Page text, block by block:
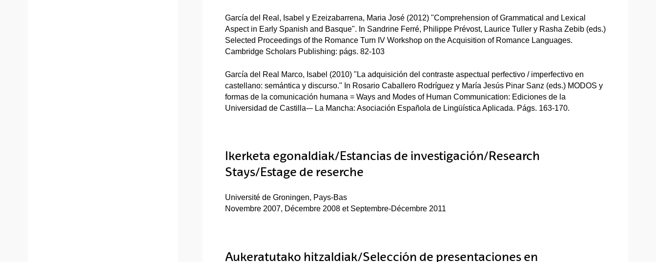
García del Real, Isabel y Ezeizabarrena, Maria José (2012) "Comprehension of Grammatical and Lexical
Aspect in Early Spanish and Basque". In Sandrine Ferré, Philippe Prévost, Laurice Tuller y Rasha Zebib (eds.)
Selected Proceedings of the Romance Turn IV Workshop on the Acquisition of Romance Languages.
Cambridge Scholars Publishing: págs. 82-103
García del Real Marco, Isabel (2010) "La adquisición del contraste aspectual perfectivo / imperfectivo en
castellano: semántica y discurso." In Rosario Caballero Rodríguez y María Jesús Pinar Sanz (eds.) MODOS y
formas de la comunicación humana = Ways and Modes of Human Communication: Ediciones de la
Universidad de Castilla-– La Mancha: Asociación Española de Lingüística Aplicada. Págs. 163-170.
Ikerketa egonaldiak/Estancias de investigación/Research
Stays/Estage de reserche
Université de Groningen, Pays-Bas
Novembre 2007, Décembre 2008 et Septembre-Décembre 2011
Aukeratutako hitzaldiak/Selección de presentaciones en